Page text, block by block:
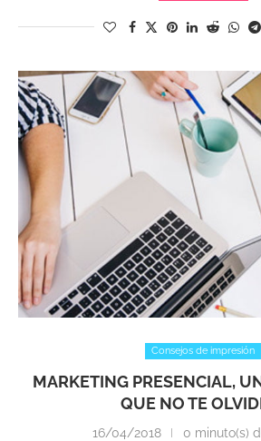
Consejos de impresión
MARKETING PRESENCIAL,
QUE NO TE
16/04/2018 0 minuto(s)